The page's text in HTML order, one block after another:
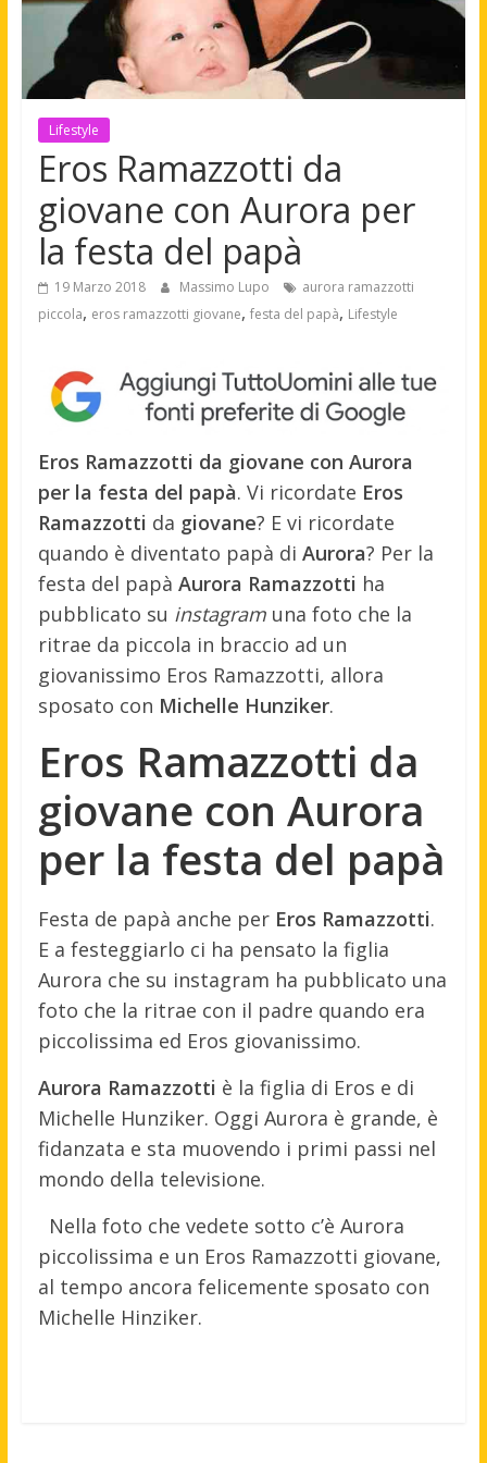
Lifestyle
Eros Ramazzotti da
giovane con Aurora per
la festa del papà
19 Marzo 2018 Massimo Lupo
aurora ramazzotti
piccola, eros ramazzotti giovane, festa del papà, Lifestyle
Eros Ramazzotti da giovane con Aurora
per la festa del papà. Vi ricordate Eros
Ramazzotti da giovane? E vi ricordate
quando è diventato papà di Aurora? Per la
festa del papà Aurora Ramazzotti ha
pubblicato su instagramuna foto che la
ritrae da piccola in braccio ad un
giovanissimo Eros Ramazzotti, allora
sposato con Michelle Hunziker.
Eros Ramazzotti da
giovane con Aurora
per la festa del papà
Festa de papà anche per Eros Ramazzotti.
E a festeggiarlo ci ha pensato la figlia
Aurora che su instagram ha pubblicato una
foto che la ritrae con il padre quando era
piccolissima ed Eros giovanissimo.
Aurora Ramazzotti è la figlia di Eros e di
Michelle Hunziker. Oggi Aurora è grande, è
fidanzata e sta muovendo i primi passi nel
mondo della televisione.
Nella foto che vedete sotto c’è Aurora
piccolissima e un Eros Ramazzotti giovane,
al tempo ancora felicemente sposato con
Michelle Hinziker.